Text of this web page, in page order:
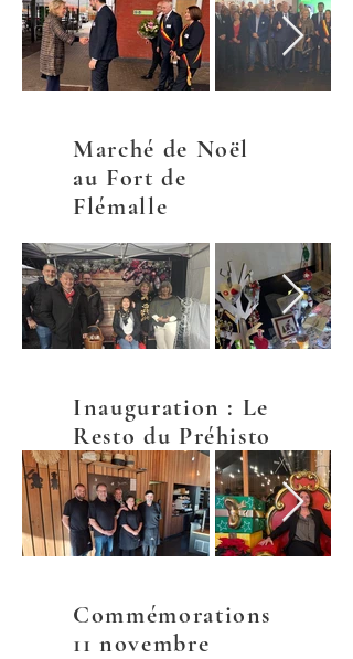
Marché de Noël
au Fort de
Flémalle
Inauguration : Le
Resto du Préhisto
Commémorations
11 novembre